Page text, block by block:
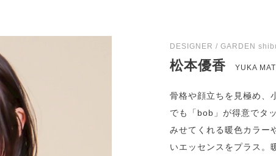
DESIGNER / GARDEN
松本優香 YUKA
骨格や顔立ちを見極め、
でも「bob」が得意でタ
みせてくれる暖色カラー
いエッセンスをプラス。